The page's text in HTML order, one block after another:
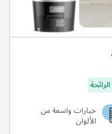
خيارات واسعة من
الألوان